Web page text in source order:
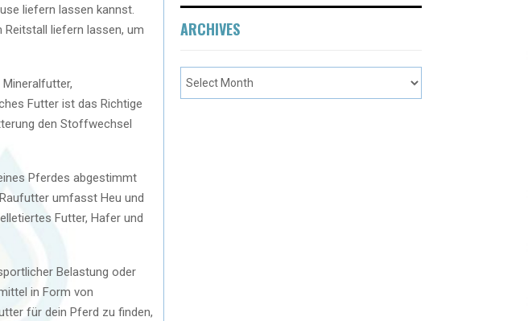
liefern lassen kannst.
liefern lassen, um
Futter ist das Richtige
den Stoffwechsel
Pferdes abgestimmt
umfasst Heu und
Futter, Hafer und
Belastung oder
in Form von
für dein Pferd zu finden,
ARCHIVES